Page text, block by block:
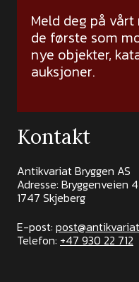
Meld deg på
de første som
nye objekter,
auksjoner.
Kontakt
Antikvariat Bryggen AS
Adresse: Bryggenveien
1747 Skjeberg
E-post:
Telefon: +47 930 22 712